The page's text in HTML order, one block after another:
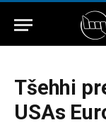
Tšehhi
USAs